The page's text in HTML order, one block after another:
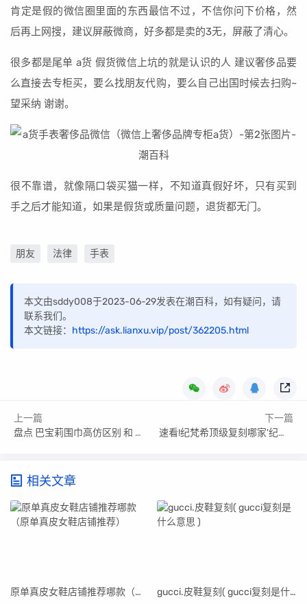
肯定是假的微信圈里面的东西最信不过，不信你问下价格，然
后再上网搜，建议屏蔽微商，好多都是卖的3无，屏蔽了清心。
很多都是尾单 a货 假货微信上坑的就是认识的人 建议奢侈品要
么直接去专柜买，要么找朋友代购，要么自己出国时候去扫购~
望采纳 谢谢。
很不靠谱，就像隔口袋买猫一样，不知道真假好坏，只有买到
手之后才能知道，如果是假货或质量问题，退货都无门。
朋友 法律 手表
本文由sddy008于2023-06-29发表在潮百科，如有疑问，请
联系我们。
本文链接： https://ask.lianxu.vip/post/362205.html
上一篇
盘点 巴宝莉围巾高仿区别 和 怎么区分真假巴宝莉围巾
下一篇
速看!纪梵希顶级复刻哪家'纪梵希最贵
相关文章
原单真皮女鞋店铺推荐哪款（原单真皮女鞋店铺推荐） gucci.皮鞋复刻( gucci复刻是什么意思 )